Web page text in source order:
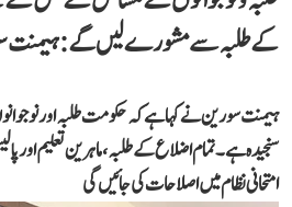
کے طلبہ سے مشورے لیں گے: ہیمنت
ہیمنت سورین نے کہا ہے کہ حکومت طلبہ اور
سنجیدہ ہے۔ تمام اضلاع کے طلبہ، ماہرین تعلیم
امتحانی نظام میں اصلاحات کی جائیں گی